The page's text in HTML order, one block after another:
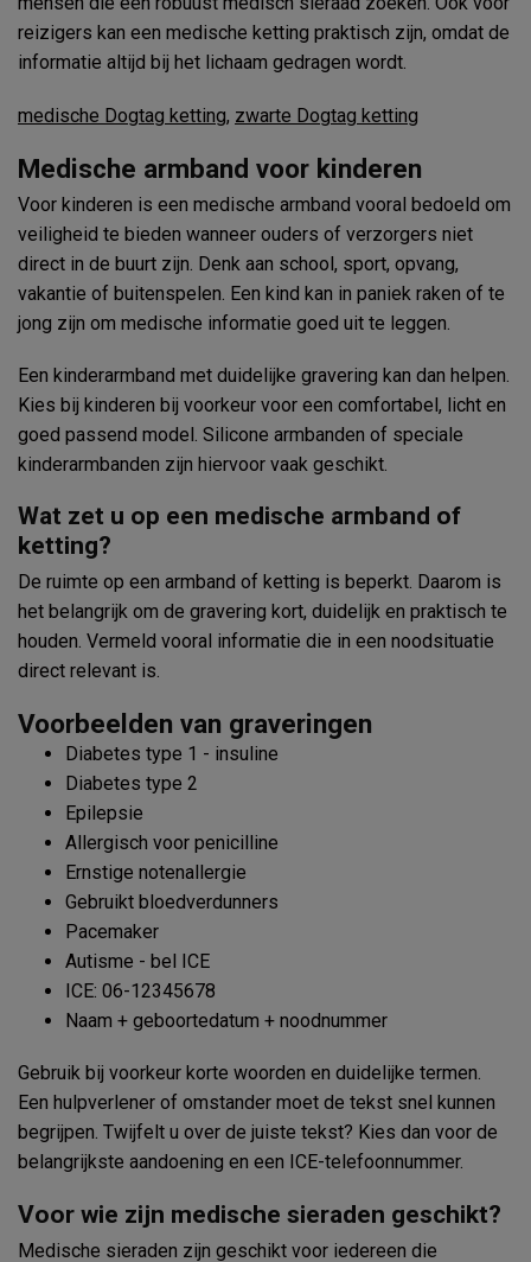
reizigers kan een medische ketting praktisch zijn, omdat de
informatie altijd bij het lichaam gedragen wordt.
medische Dogtag ketting, zwarte Dogtag ketting
Medische armband voor kinderen
Voor kinderen is een medische armband vooral bedoeld om
veiligheid te bieden wanneer ouders of verzorgers niet
direct in de buurt zijn. Denk aan school, sport, opvang,
vakantie of buitenspelen. Een kind kan in paniek raken of te
jong zijn om medische informatie goed uit te leggen.
Een kinderarmband met duidelijke gravering kan dan helpen.
Kies bij kinderen bij voorkeur voor een comfortabel, licht en
goed passend model. Silicone armbanden of speciale
kinderarmbanden zijn hiervoor vaak geschikt.
Wat zet u op een medische armband of
ketting?
De ruimte op een armband of ketting is beperkt. Daarom is
het belangrijk om de gravering kort, duidelijk en praktisch te
houden. Vermeld vooral informatie die in een noodsituatie
direct relevant is.
Voorbeelden van graveringen
Diabetes type 1 - insuline
Diabetes type 2
Epilepsie
Allergisch voor penicilline
Ernstige notenallergie
Gebruikt bloedverdunners
Pacemaker
Autisme - bel ICE
ICE: 06-12345678
Naam + geboortedatum + noodnummer
Gebruik bij voorkeur korte woorden en duidelijke termen.
Een hulpverlener of omstander moet de tekst snel kunnen
begrijpen. Twijfelt u over de juiste tekst? Kies dan voor de
belangrijkste aandoening en een ICE-telefoonnummer.
Voor wie zijn medische sieraden geschikt?
Medische sieraden zijn geschikt voor iedereen die